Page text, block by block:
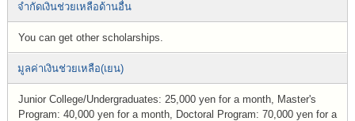
จำกัดเงินช่วยเหลือด้านอื่น
You can get other scholarships.
มูลค่าเงินช่วยเหลือ(เยน)
Junior College/Undergraduates: 25,000 yen for a month, Master's
Program: 40,000 yen for a month, Doctoral Program: 70,000 yen for a